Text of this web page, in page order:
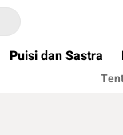
Puisi dan Sastra